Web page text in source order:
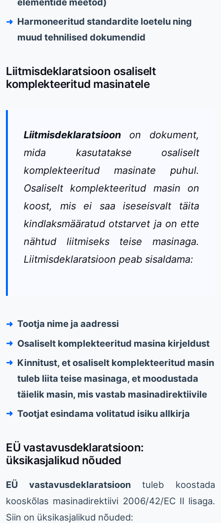
Harmoneeritud standardite loetelu ning
muud tehnilised dokumendid
Liitmisdeklaratsioon osaliselt
komplekteeritud masinatele
Liitmisdeklaratsioon on dokument,
mida kasutatakse osaliselt
komplekteeritud masinate puhul.
Osaliselt komplekteeritud masin on
koost, mis ei saa iseseisvalt täita
kindlaksmääratud otstarvet ja on ette
nähtud liitmiseks teise masinaga.
Liitmisdeklaratsioon peab sisaldama:
Tootja nime ja aadressi
Osaliselt komplekteeritud masina kirjeldust
Kinnitust, et osaliselt komplekteeritud masin
tuleb liita teise masinaga, et moodustada
täielik masin, mis vastab masinadirektiivile
Tootjat esindama volitatud isiku allkirja
EÜ vastavusdeklaratsioon:
üksikasjalikud nõuded
EÜ vastavusdeklaratsioontuleb koostada
kooskõlas masinadirektiivi 2006/42/EC II lisaga.
Siin on üksikasjalikud nõuded: